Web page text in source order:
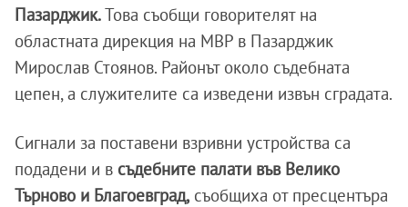
Пазарджик.Това съобщи говорителят на
областната дирекция на МВР в Пазарджик
Мирослав Стоянов. Районът около съдебната
цепен, а служителите са изведени извън сградата.
Сигнали за поставени взривни устройства са
подадени и в съдебните палати във Велико
Търново и Благоевград, съобщиха от пресцентъра